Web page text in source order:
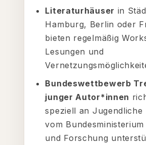
Literaturhäuser in
Hamburg, Berlin oder
bieten regelmäßig
Lesungen und
Bundeswettbewerb
junger Autor*innen
speziell an Jugendliche
vom
und Forschung